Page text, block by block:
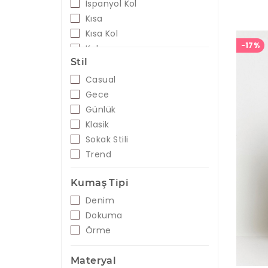
Siyah
İspanyol Kol
Kısa
Kısa Kol
Kolsuz
Omzu Açık
Truvakar Kol
Uzun
Uzun Kol
Volanlı
Stil
Casual
Gece
Günlük
Klasik
Sokak Stili
Trend
Kumaş Tipi
Denim
Dokuma
Örme
Materyal
-17%